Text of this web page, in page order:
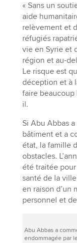
« Sans un
aide
relèvement et
réfugiés
vie en Syrie et
région et au-
Le risque est
déception et à
faire beaucoup
il.
Si Abu Abbas
bâtiment et a
état, la famille
obstacles.
été traitée
santé de la
en raison d’un
personnel et
Abu Abbas a
endommagée par